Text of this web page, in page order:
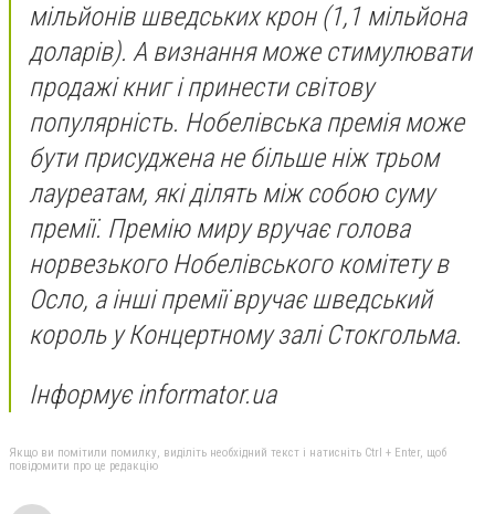
мільйонів шведських крон (1,1 мільйона
доларів). А визнання може стимулювати
продажі книг і принести світову
популярність. Нобелівська премія може
бути присуджена не більше ніж трьом
лауреатам, які ділять між собою суму
премії. Премію миру вручає голова
норвезького Нобелівського комітету в
Осло, а інші премії вручає шведський
король у Концертному залі Стокгольма.
Інформує informator.ua
Якщо ви помітили помилку, виділіть необхідний текст і натисніть Ctrl + Enter, щоб
повідомити про це редакцію